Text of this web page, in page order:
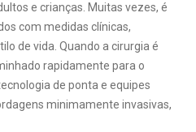
e crianças. Muitas vezes, é
com medidas clínicas,
de vida. Quando a cirurgia é
rapidamente para o
de ponta e equipes
minimamente invasivas,